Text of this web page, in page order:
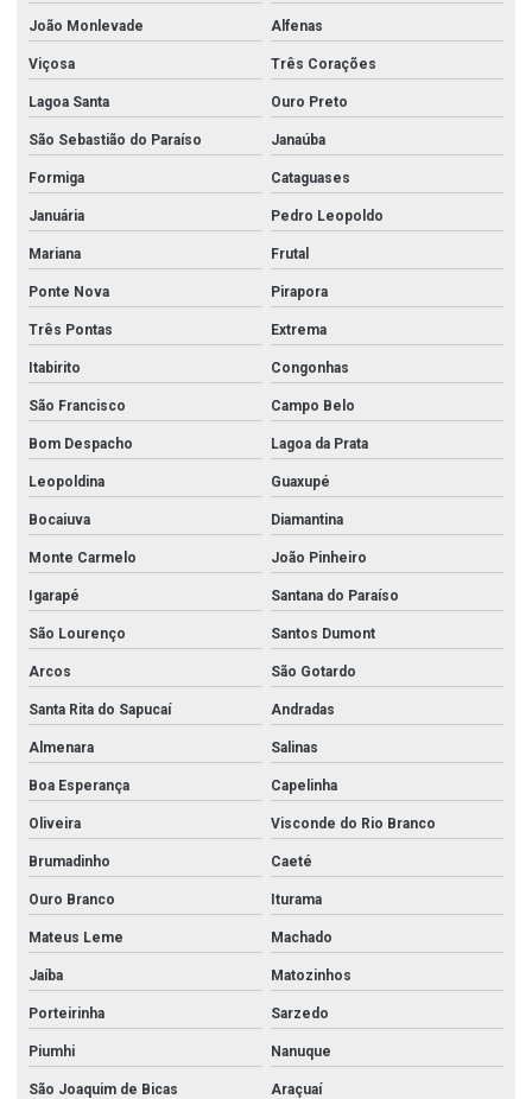
João Monlevade Alfenas
Viçosa Três Corações
Lagoa Santa Ouro Preto
São Sebastião do Paraíso Janaúba
Formiga Cataguases
Januária Pedro Leopoldo
Mariana Frutal
Ponte Nova Pirapora
Três Pontas Extrema
Itabirito Congonhas
São Francisco Campo Belo
Bom Despacho Lagoa da Prata
Leopoldina Guaxupé
Bocaiuva Diamantina
Monte Carmelo João Pinheiro
Igarapé Santana do Paraíso
São Lourenço Santos Dumont
Arcos São Gotardo
Santa Rita do Sapucaí Andradas
Almenara Salinas
Boa Esperança Capelinha
Oliveira Visconde do Rio Branco
Brumadinho Caeté
Ouro Branco Iturama
Mateus Leme Machado
Jaíba Matozinhos
Porteirinha Sarzedo
Piumhi Nanuque
São Joaquim de Bicas Araçuaí